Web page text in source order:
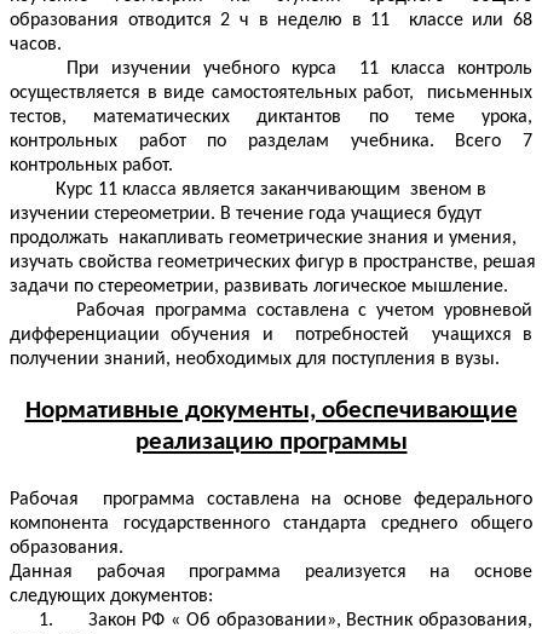
образования отводится 2 ч в неделю в 11 классе или 68
часов.
При изучении учебного курса 11 класса контроль
осуществляется в виде самостоятельных работ, письменных
тестов, математических диктантов по теме урока,
контрольных работ по разделам учебника. Всего 7
контрольных работ.
Курс 11 класса является заканчивающим звеном в
изучении стереометрии. В течение года учащиеся будут
продолжать накапливать геометрические знания и умения,
изучать свойства геометрических фигур в пространстве, решая
задачи по стереометрии, развивать логическое мышление.
Рабочая программа составлена с учетом уровневой
дифференциации обучения и потребностей учащихся в
получении знаний, необходимых для поступления в вузы.
Нормативные документы, обеспечивающие
реализацию программы
Рабочая программа составлена на основе федерального
компонента государственного стандарта среднего общего
образования.
Данная рабочая программа реализуется на основе
следующих документов:
1. Закон РФ « Об образовании», Вестник образования,